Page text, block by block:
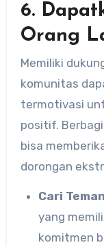
6.
Orang
Memiliki
komunitas
termotivasi
positif.
bisa
dorongan
Cari
yang
komitmen